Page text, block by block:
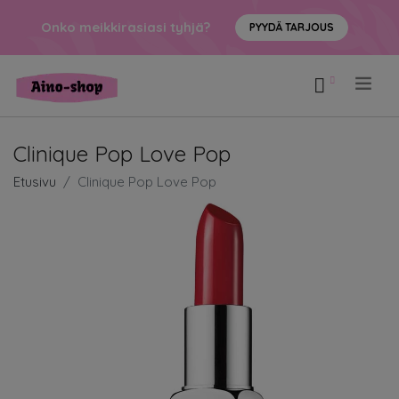
Onko meikkirasiasi tyhjä? PYYDÄ TARJOUS
Clinique Pop Love Pop
Etusivu Clinique Pop Love Pop